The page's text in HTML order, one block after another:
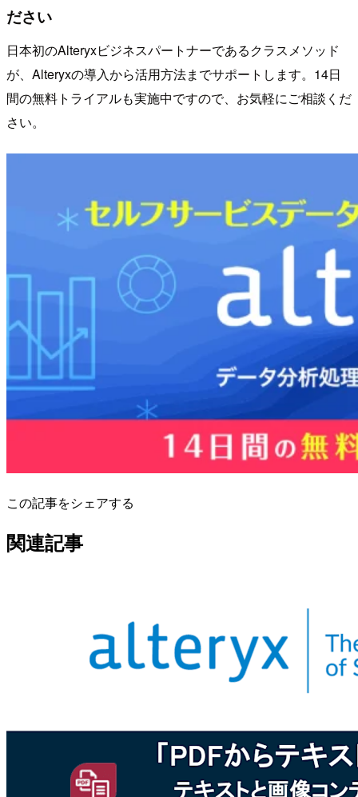
ださい
日本初のAlteryxビジネスパートナーであるクラスメソッド
が、Alteryxの導入から活用方法までサポートします。14日
間の無料トライアルも実施中ですので、お気軽にご相談くだ
さい。
この記事をシェアする
関連記事